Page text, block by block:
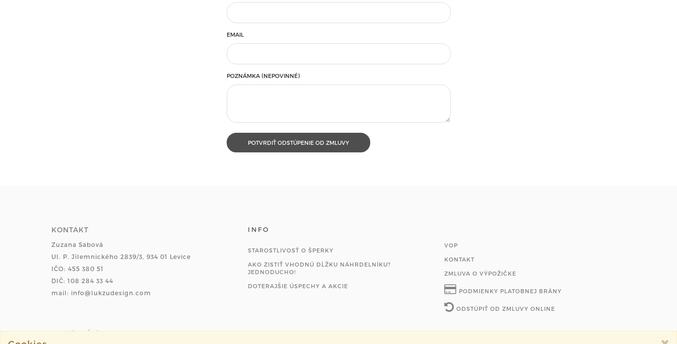
EMAIL
POZNÁMKA (NEPOVINNÉ)
KONTAKT
Zuzana Sabová
Ul. P. Jilemnického 2839/3, 934 01 Levice
IČO: 455 380 51
DIČ: 108 284 33 44
mail: info@lukzudesign.com
INFO
STAROSTLIVOSŤ O ŠPERKY
AKO ZISTIŤ VHODNÚ DĹŽKU NÁHRDELNÍKU?
JEDNODUCHO!
DOTERAJŠIE ÚSPECHY A AKCIE
VOP
KONTAKT
ZMLUVA O VÝPOŽIČKE
PODMIENKY PLATOBNEJ BRÁNY
ODSTÚPIŤ OD ZMLUVY ONLINE